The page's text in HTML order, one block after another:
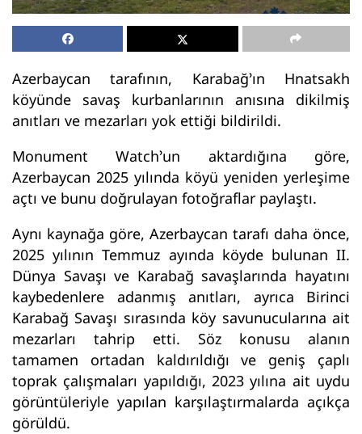
Azerbaycan tarafının, Karabağ’ın Hnatsakh
köyünde savaş kurbanlarının anısına dikilmiş
anıtları ve mezarları yok ettiği bildirildi.
Monument Watch’un aktardığına göre,
Azerbaycan 2025 yılında köyü yeniden yerleşime
açtı ve bunu doğrulayan fotoğraflar paylaştı.
Aynı kaynağa göre, Azerbaycan tarafı daha önce,
2025 yılının Temmuz ayında köyde bulunan II.
Dünya Savaşı ve Karabağ savaşlarında hayatını
kaybedenlere adanmış anıtları, ayrıca Birinci
Karabağ Savaşı sırasında köy savunucularına ait
mezarları tahrip etti. Söz konusu alanın
tamamen ortadan kaldırıldığı ve geniş çaplı
toprak çalışmaları yapıldığı, 2023 yılına ait uydu
görüntüleriyle yapılan karşılaştırmalarda açıkça
görüldü.